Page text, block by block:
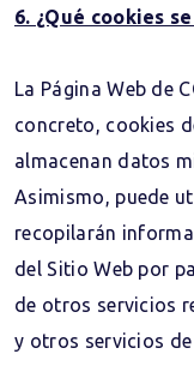
6. ¿Qué cookies
La Página Web de
concreto, cookies
almacenan datos
Asimismo, puede
recopilarán
del Sitio Web por
de otros servicios
y otros servicios